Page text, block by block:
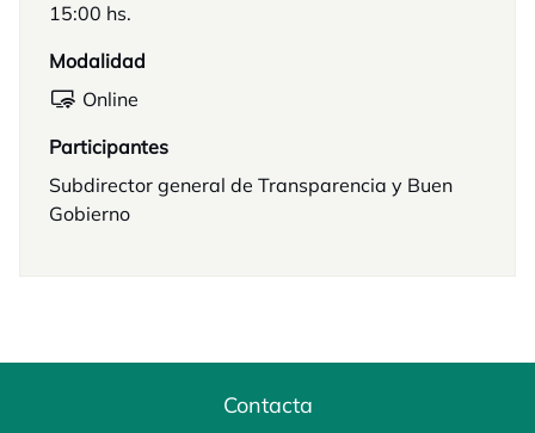
15:00 hs.
Modalidad
Online
Participantes
Subdirector general de Transparencia y Buen
Gobierno
Contacta